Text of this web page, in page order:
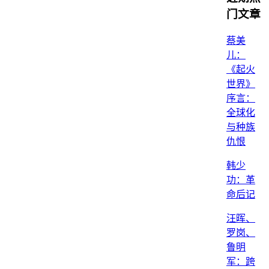
门文章
蔡美
儿：
《起火
世界》
序言：
全球化
与种族
仇恨
韩少
功：革
命后记
汪晖、
罗岗、
鲁明
军：跨